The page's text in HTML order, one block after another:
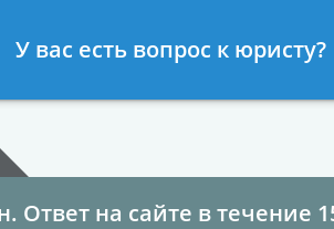
адвокат по разводу
Ответ на сайте в течение
У вас есть вопрос к юристу?